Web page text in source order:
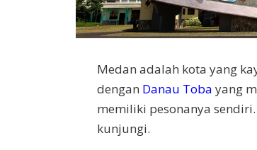
Medan adalah kota yang
dengan Danau Toba yang
memiliki pesonanya
kunjungi.